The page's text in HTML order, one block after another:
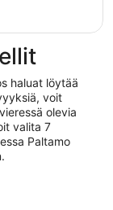
haluat löytää
voit
olevia
valita 7
Paltamo